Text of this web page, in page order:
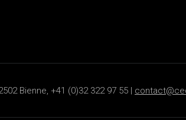
Bienne, +41 (0)32 322 97 55 |